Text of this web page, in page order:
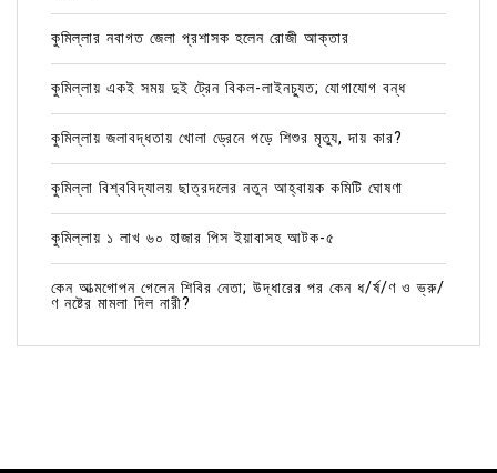
কুমিল্লার নবাগত জেলা প্রশাসক হলেন রোজী আক্তার
কুমিল্লায় একই সময় দুই ট্রেন বিকল-লাইনচ্যুত; যোগাযোগ বন্ধ
কুমিল্লায় জলাবদ্ধতায় খোলা ড্রেনে পড়ে শিশুর মৃত্যু, দায় কার?
কুমিল্লা বিশ্ববিদ্যালয় ছাত্রদলের নতুন আহ্বায়ক কমিটি ঘোষণা
কুমিল্লায় ১ লাখ ৬০ হাজার পিস ইয়াবাসহ আটক-৫
কেন আত্মগোপন গেলেন শিবির নেতা; উদ্ধারের পর কেন ধ/র্ষ/ণ ও ভ্রু/
ণ নষ্টের মামলা দিল নারী?